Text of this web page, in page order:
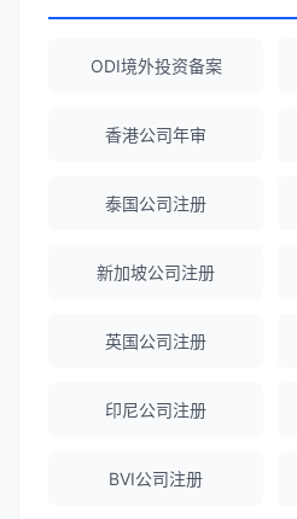
陈经理
Emma Zhang
越南公司注册全程指导
ODI境外投资备案
香港公司年审
泰国公司注册
新加坡公司注册
英国公司注册
印尼公司注册
BVI公司注册